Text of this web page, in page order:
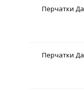
Перчатки
Перчатки